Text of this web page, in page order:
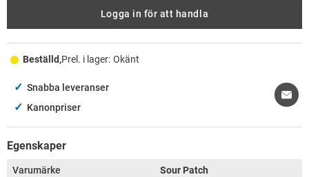
Logga in för att handla
Beställd,Prel. i lager: Okänt
✓ Snabba leveranser
✓ Kanonpriser
Egenskaper
Varumärke Sour Patch